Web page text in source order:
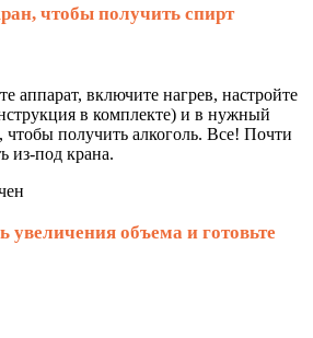
чтобы получить спирт
аппарат, включите нагрев, настройте
в комплекте) и в нужный
чтобы получить алкоголь. Все! Почти
из-под крана.
увеличения объема и готовьте